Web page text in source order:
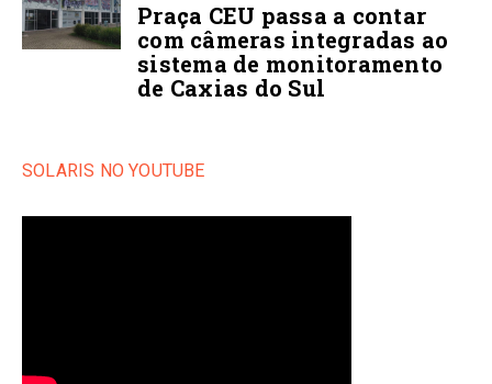
Praça CEU passa a contar
com câmeras integradas ao
sistema de monitoramento
de Caxias do Sul
SOLARIS NO YOUTUBE